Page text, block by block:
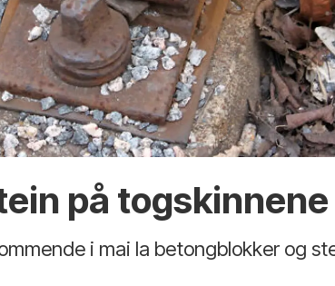
på
i mai la betongblokker og